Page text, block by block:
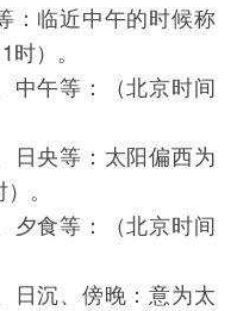
临近中午的时候称
）。
午等：（北京时间
央等：太阳偏西为
。
食等：（北京时间
沉、傍晚：意为太